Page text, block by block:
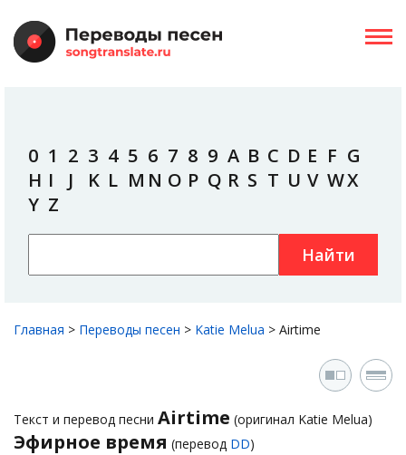
0 1 2 3 4 5 6 7 8 9 A B C D E F G
H I J K L M N O P Q R S T U V WX
Y Z
Найти
Главная > Переводы песен > Katie Melua > Airtime
Текст и перевод песни Airtime (оригинал Katie Melua)
Эфирное время (перевод DD)